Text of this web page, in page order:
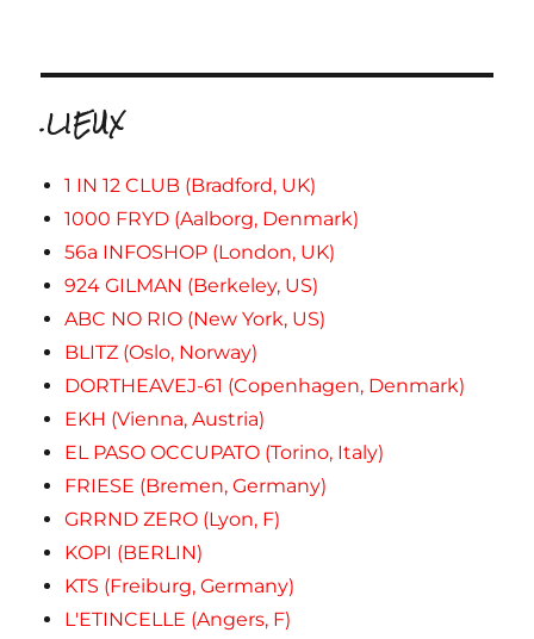
.LIEUX
1 IN 12 CLUB (Bradford, UK)
1000 FRYD (Aalborg, Denmark)
56a INFOSHOP (London, UK)
924 GILMAN (Berkeley, US)
ABC NO RIO (New York, US)
BLITZ (Oslo, Norway)
DORTHEAVEJ-61 (Copenhagen, Denmark)
EKH (Vienna, Austria)
EL PASO OCCUPATO (Torino, Italy)
FRIESE (Bremen, Germany)
GRRND ZERO (Lyon, F)
KOPI (BERLIN)
KTS (Freiburg, Germany)
L'ETINCELLE (Angers, F)